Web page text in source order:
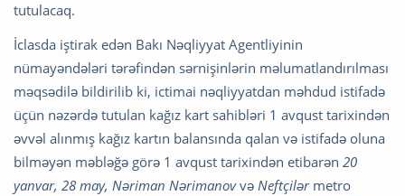
tutulacaq.
İclasda iştirak edən Bakı Nəqliyyat Agentliyinin
nümayəndələri tərəfindən sərnişinlərin məlumatlandırılması
məqsədilə bildirilib ki, ictimai nəqliyyatdan məhdud istifadə
üçün nəzərdə tutulan kağız kart sahibləri 1 avqust tarixindən
əvvəl alınmış kağız kartın balansında qalan və istifadə oluna
bilməyən məbləğə görə 1 avqust tarixindən etibarən 20
yanvar, 28 may, Nəriman Nərimanovvə Neftçilərmetro